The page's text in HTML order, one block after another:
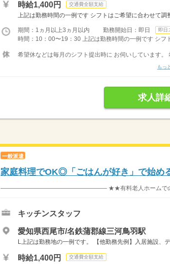
時給1,400円 交通費全額支給
上記は勤務時間の一例です シフトはご希望に合わせて調
期間：1ヵ月以上3ヵ月以内 勤務開始日：即日 即日
時間：10：00〜19：30 上記は勤務時間の一例です シフ
希望休などは毎月のシフト提出時に お伺いしています。
もっ
求人詳
一般派遣
家庭料理でOK◎「ごはんが好き」で始め
―――――――――――――――――― ★★有料老人ホーム
キッチンスタッフ
愛知県西尾市/名鉄蒲郡線三河鳥羽駅
L上記は勤務地の一例です。 【他勤務先例】入居施設、
時給1,400円 交通費全額支給